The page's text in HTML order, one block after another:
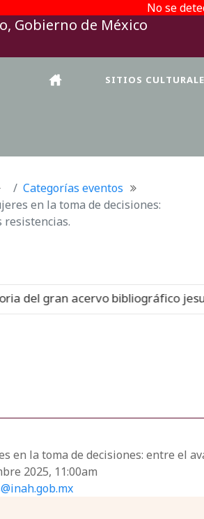
No se
SITIOS
Categorías eventos
en la toma de decisiones:
resistencias.
acervo bibliográfico jesuita
en la toma de decisiones: entre el
2025, 11:00am